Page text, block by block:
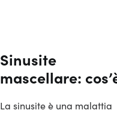
Sinusite
mascellare:
La sinusite è una malattia